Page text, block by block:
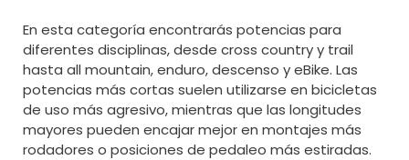
En esta categoría encontrarás potencias para
diferentes disciplinas, desde cross country y trail
hasta all mountain, enduro, descenso y eBike. Las
potencias más cortas suelen utilizarse en bicicletas
de uso más agresivo, mientras que las longitudes
mayores pueden encajar mejor en montajes más
rodadores o posiciones de pedaleo más estiradas.